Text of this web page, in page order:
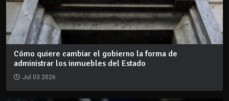
Cómo quiere cambiar el gobierno la forma de
administrar los inmuebles del Estado
Jul 03 2026